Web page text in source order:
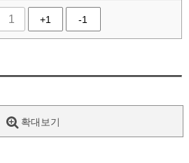
+1 -1
확대보기